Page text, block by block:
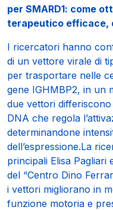
per SMARD1: come
terapeutico efficace,
I ricercatori hanno
di un vettore virale di
per trasportare nelle
gene IGHMBP2, in un
due vettori
DNA che regola
determinandone
dell’espressione.La
principali Elisa
del “Centro Dino
i vettori migliorano in
funzione motoria e